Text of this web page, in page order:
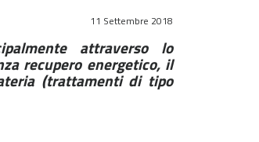
11 Settembre 2018
attraverso lo
recupero energetico, il
(trattamenti di tipo